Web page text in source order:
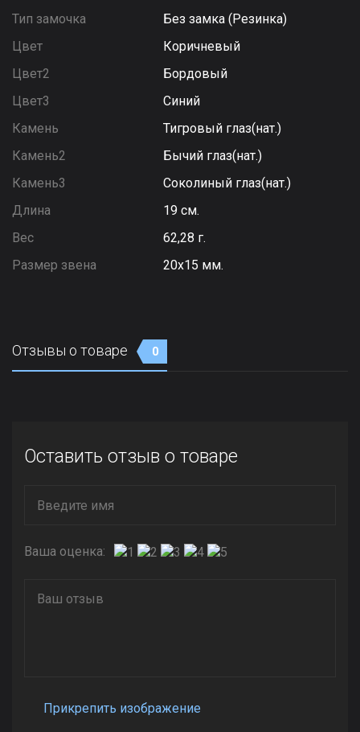
Тип замочка
Без замка (Резинка)
Цвет
Коричневый
Цвет2
Бордовый
Цвет3
Синий
Камень
Тигровый глаз(нат.)
Камень2
Бычий глаз(нат.)
Камень3
Соколиный глаз(нат.)
Длина
19 см.
Вес
62,28 г.
Размер звена
20х15 мм.
Отзывы о товаре 0
Оставить отзыв о товаре
Ваша оценка:
Прикрепить изображение